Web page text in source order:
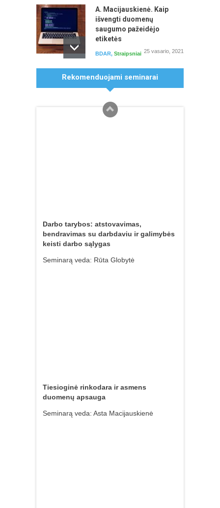
A. Macijauskienė. Kaip
išvengti duomenų
saugumo pažeidėjo
etiketės
BDAR, Straipsniai 25 vasario, 2021
A. Macijauskienė. Nauja
vartotojų teisių era
BDAR,Straipsniai
30 gruodžio, 2020
Rekomenduojami seminarai
Asmens duomenų apsauga 2026 m.:
naujausi BDAR išaiškinimai
Darbo tarybos: atstovavimas,
bendravimas su darbdaviu ir galimybės
keisti darbo sąlygas
Seminarą veda: Rūta Globytė
Tiesioginė rinkodara ir asmens
duomenų apsauga
Seminarą veda: Asta Macijauskienė